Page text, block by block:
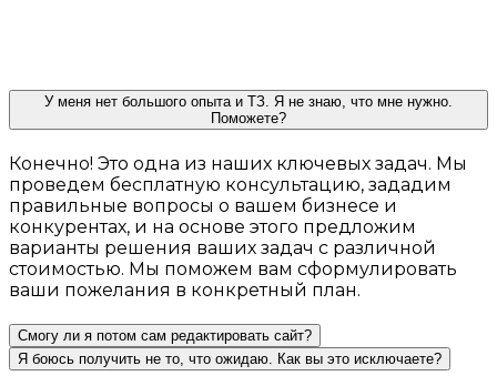
У меня нет большого опыта и ТЗ. Я не знаю, что мне нужно.
Поможете?
Конечно! Это одна из наших ключевых задач. Мы
проведем бесплатную консультацию, зададим
правильные вопросы о вашем бизнесе и
конкурентах, и на основе этого предложим
варианты решения ваших задач с различной
стоимостью. Мы поможем вам сформулировать
ваши пожелания в конкретный план.
Смогу ли я потом сам редактировать сайт?
Я боюсь получить не то, что ожидаю. Как вы это исключаете?